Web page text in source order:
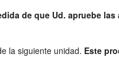
de que Ud. apruebe
la siguiente unidad. Este